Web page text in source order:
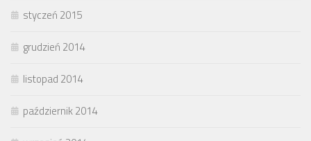
styczeń 2015
grudzień 2014
listopad 2014
październik 2014